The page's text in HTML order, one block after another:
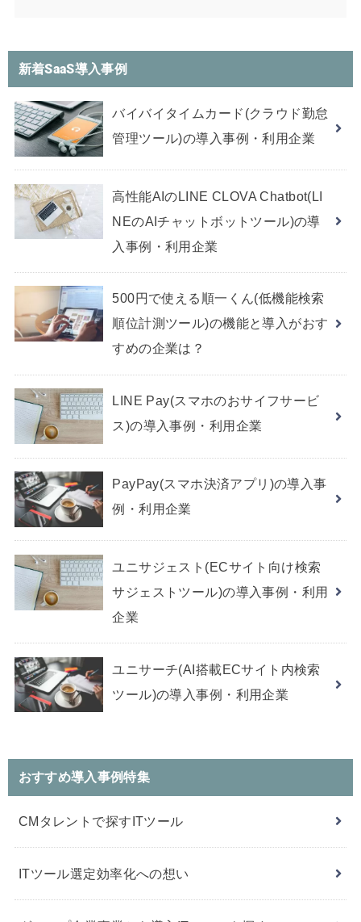
新着SaaS導入事例
バイバイタイムカード(クラウド勤怠
管理ツール)の導入事例・利用企業
高性能AIのLINE CLOVA Chatbot(LI
NEのAIチャットボットツール)の導
入事例・利用企業
500円で使える順一くん(低機能検索
順位計測ツール)の機能と導入がおす
すめの企業は？
LINE Pay(スマホのおサイフサービ
ス)の導入事例・利用企業
PayPay(スマホ決済アプリ)の導入事
例・利用企業
ユニサジェスト(ECサイト向け検索
サジェストツール)の導入事例・利用
企業
ユニサーチ(AI搭載ECサイト内検索
ツール)の導入事例・利用企業
おすすめ導入事例特集
CMタレントで探すITツール
ITツール選定効率化への想い